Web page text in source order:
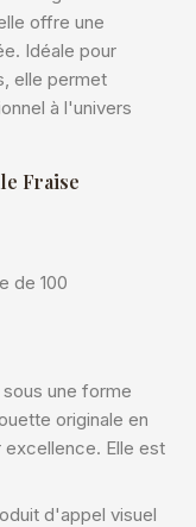
offre une
Idéale pour
elle permet
à l'univers
Fraise
de 100
une forme
originale en
Elle est
d'appel visuel